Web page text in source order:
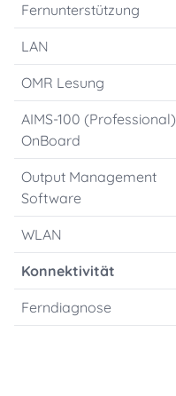
Fernunterstützung
LAN
OMR Lesung
AIMS-100 (Professional)
OnBoard
Output Management
Software
WLAN
Konnektivität
Ferndiagnose